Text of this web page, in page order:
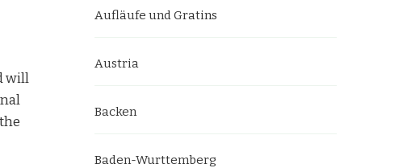
will
Aufläufe und Gratins
Austria
Backen
Baden-Wurttemberg